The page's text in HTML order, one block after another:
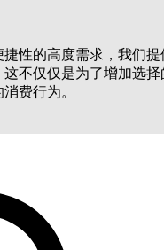
性的高度需求，我们提
不仅仅是为了增加选择
费行为。